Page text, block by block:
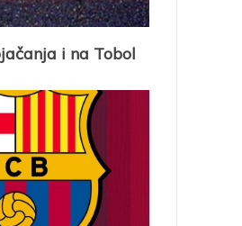
i na Tobol